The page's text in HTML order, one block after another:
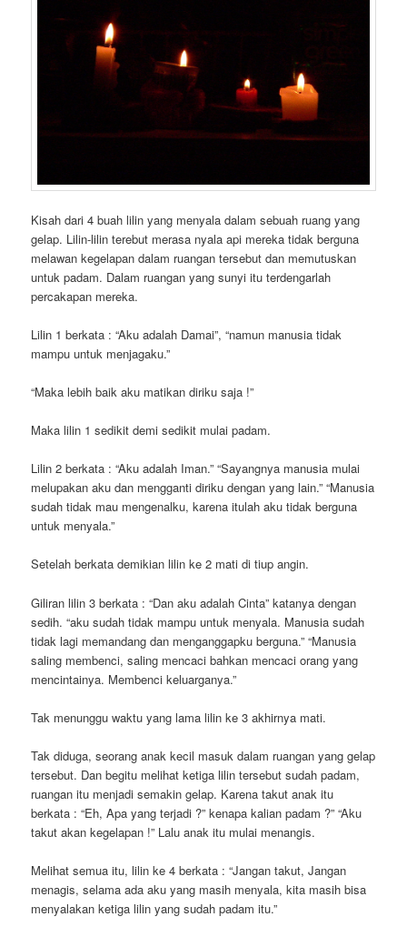
Kisah dari 4 buah lilin yang menyala dalam sebuah ruang yang
gelap. Lilin-lilin terebut merasa nyala api mereka tidak berguna
melawan kegelapan dalam ruangan tersebut dan memutuskan
untuk padam. Dalam ruangan yang sunyi itu terdengarlah
percakapan mereka.
Lilin 1 berkata : “Aku adalah Damai”, “namun manusia tidak
mampu untuk menjagaku.”
“Maka lebih baik aku matikan diriku saja !”
Maka lilin 1 sedikit demi sedikit mulai padam.
Lilin 2 berkata : “Aku adalah Iman.” “Sayangnya manusia mulai
melupakan aku dan mengganti diriku dengan yang lain.” “Manusia
sudah tidak mau mengenalku, karena itulah aku tidak berguna
untuk menyala.”
Setelah berkata demikian lilin ke 2 mati di tiup angin.
Giliran lilin 3 berkata : “Dan aku adalah Cinta” katanya dengan
sedih. “aku sudah tidak mampu untuk menyala. Manusia sudah
tidak lagi memandang dan menganggapku berguna.” “Manusia
saling membenci, saling mencaci bahkan mencaci orang yang
mencintainya. Membenci keluarganya.”
Tak menunggu waktu yang lama lilin ke 3 akhirnya mati.
Tak diduga, seorang anak kecil masuk dalam ruangan yang gelap
tersebut. Dan begitu melihat ketiga lilin tersebut sudah padam,
ruangan itu menjadi semakin gelap. Karena takut anak itu
berkata : “Eh, Apa yang terjadi ?” kenapa kalian padam ?” “Aku
takut akan kegelapan !” Lalu anak itu mulai menangis.
Melihat semua itu, lilin ke 4 berkata : “Jangan takut, Jangan
menagis, selama ada aku yang masih menyala, kita masih bisa
menyalakan ketiga lilin yang sudah padam itu.”